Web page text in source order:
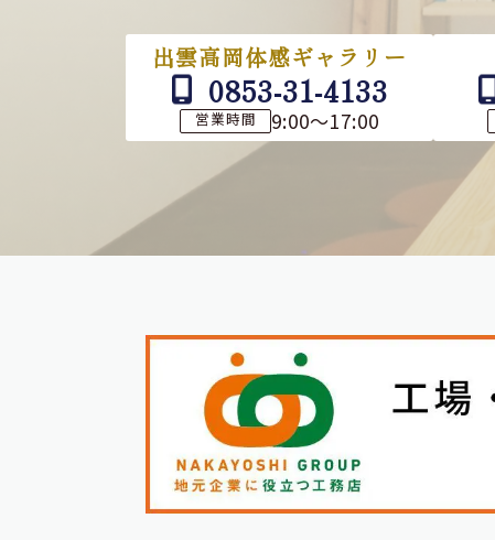
出雲高岡体感ギャラリー
0853-31-4133
営業時間 9:00～17:00